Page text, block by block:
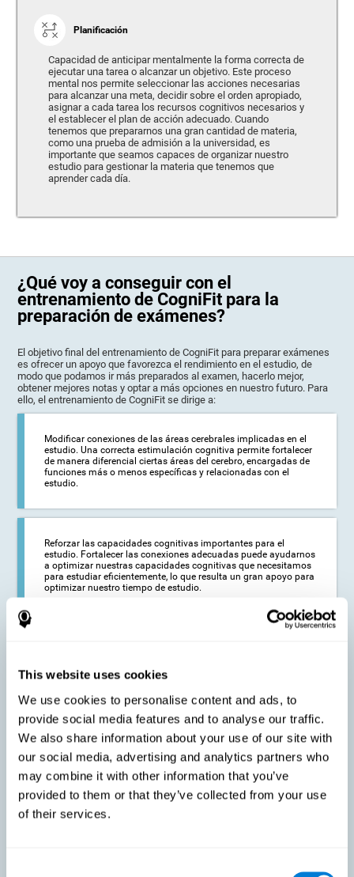
This website uses cookies
We use cookies to personalise content and ads, to
provide social media features and to analyse our traffic.
We also share information about your use of our site with
our social media, advertising and analytics partners who
may combine it with other information that you’ve
provided to them or that they’ve collected from your use
of their services.
Planificación
Capacidad de anticipar mentalmente la forma correcta de
ejecutar una tarea o alcanzar un objetivo. Este proceso
mental nos permite seleccionar las acciones necesarias
para alcanzar una meta, decidir sobre el orden apropiado,
asignar a cada tarea los recursos cognitivos necesarios y
el establecer el plan de acción adecuado. Cuando
tenemos que prepararnos una gran cantidad de materia,
como una prueba de admisión a la universidad, es
importante que seamos capaces de organizar nuestro
estudio para gestionar la materia que tenemos que
aprender cada día.
¿Qué voy a conseguir con el
entrenamiento de CogniFit para la
preparación de exámenes?
El objetivo final del entrenamiento de CogniFit para preparar exámenes
es ofrecer un apoyo que favorezca el rendimiento en el estudio, de
modo que podamos ir más preparados al examen, hacerlo mejor,
obtener mejores notas y optar a más opciones en nuestro futuro. Para
ello, el entrenamiento de CogniFit se dirige a:
Modificar conexiones de las áreas cerebrales implicadas en el
estudio. Una correcta estimulación cognitiva permite fortalecer
de manera diferencial ciertas áreas del cerebro, encargadas de
funciones más o menos específicas y relacionadas con el
estudio.
Reforzar las capacidades cognitivas importantes para el
estudio. Fortalecer las conexiones adecuadas puede ayudarnos
a optimizar nuestras capacidades cognitivas que necesitamos
para estudiar eficientemente, lo que resulta un gran apoyo para
optimizar nuestro tiempo de estudio.
en preparar los exámenes, es posible reducir los problemas
académicos. Así, es posible mejorar nuestros resultados
trabajo.
Promover el desarrollo socioemocional. Si conseguimos ser
más eficientes en nuestro estudio, además de disponer de más
tiempo para nosotros, también podemos reducir nuestras
inseguridades, la ansiedad ante los exámenes y mejorar
nuestra autoestima. Esto puede tener consecuencias muy
positivas en nuestra salud emocional y social.